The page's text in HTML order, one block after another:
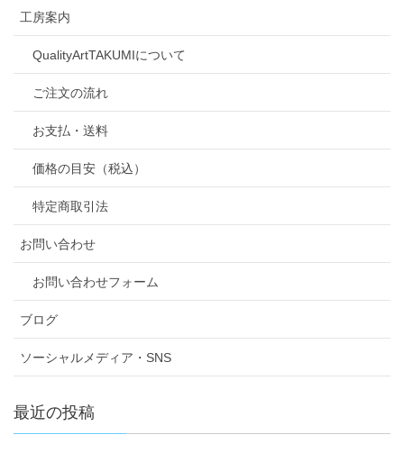
工房案内
QualityArtTAKUMIについて
ご注文の流れ
お支払・送料
価格の目安（税込）
特定商取引法
お問い合わせ
お問い合わせフォーム
ブログ
ソーシャルメディア・SNS
最近の投稿